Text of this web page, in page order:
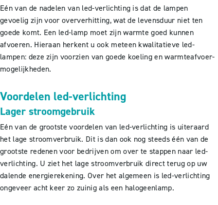
Eén van de nadelen van led-verlichting is dat de lampen
gevoelig zijn voor oververhitting, wat de levensduur niet ten
goede komt. Een led-lamp moet zijn warmte goed kunnen
afvoeren. Hieraan herkent u ook meteen kwalitatieve led-
lampen: deze zijn voorzien van goede koeling en warmteafvoer-
mogelijkheden.
Voordelen led-verlichting
Lager stroomgebruik
Eén van de grootste voordelen van led-verlichting is uiteraard
het lage stroomverbruik. Dit is dan ook nog steeds één van de
grootste redenen voor bedrijven om over te stappen naar led-
verlichting. U ziet het lage stroomverbruik direct terug op uw
dalende energierekening. Over het algemeen is led-verlichting
ongeveer acht keer zo zuinig als een halogeenlamp.